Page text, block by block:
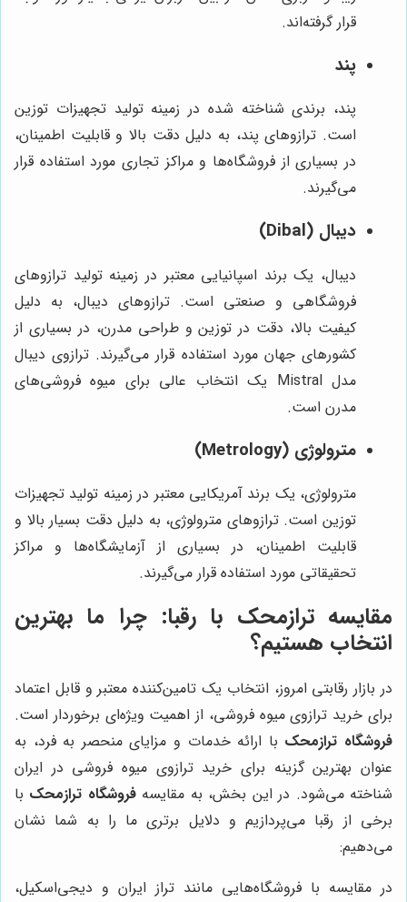
قرار گرفته‌اند.
پند
پند، برندی شناخته شده در زمینه تولید تجهیزات توزین
است. ترازوهای پند، به دلیل دقت بالا و قابلیت اطمینان،
در بسیاری از فروشگاه‌ها و مراکز تجاری مورد استفاده قرار
می‌گیرند.
دیبال (Dibal)
دیبال، یک برند اسپانیایی معتبر در زمینه تولید ترازوهای
فروشگاهی و صنعتی است. ترازوهای دیبال، به دلیل
کیفیت بالا، دقت در توزین و طراحی مدرن، در بسیاری از
کشورهای جهان مورد استفاده قرار می‌گیرند. ترازوی دیبال
مدل Mistral یک انتخاب عالی برای میوه فروشی‌های
مدرن است.
مترولوژی (Metrology)
مترولوژی، یک برند آمریکایی معتبر در زمینه تولید تجهیزات
توزین است. ترازوهای مترولوژی، به دلیل دقت بسیار بالا و
قابلیت اطمینان، در بسیاری از آزمایشگاه‌ها و مراکز
تحقیقاتی مورد استفاده قرار می‌گیرند.
مقایسه ترازمحک با رقبا: چرا ما بهترین
انتخاب هستیم؟
در بازار رقابتی امروز، انتخاب یک تامین‌کننده معتبر و قابل اعتماد
برای خرید ترازوی میوه فروشی، از اهمیت ویژه‌ای برخوردار است.
فروشگاه ترازمحک با ارائه خدمات و مزایای منحصر به فرد، به
عنوان بهترین گزینه برای خرید ترازوی میوه فروشی در ایران
شناخته می‌شود. در این بخش، به مقایسهفروشگاه ترازمحک با
برخی از رقبا می‌پردازیم و دلایل برتری ما را به شما نشان
می‌دهیم:
در مقایسه با فروشگاه‌هایی مانند تراز ایران و دیجی‌اسکیل،